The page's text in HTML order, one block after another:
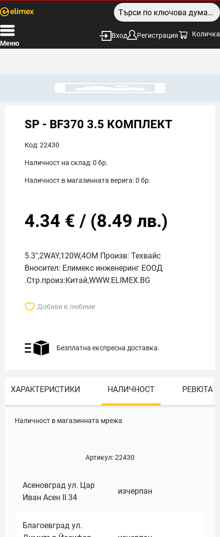
Меню
Вход Регистрация Количка
SP - BF370 3.5 КОМПЛЕКТ
Код:22430
Наличност на склад:0 бр.
Наличност в магазинната верига:0 бр.
4.34 € / (8.49 лв.)
5.3",2WAY,120W,4OM Произв: Техвайс
Вносител: Елимекс инженеринг ЕООД
.Стр.произ:Китай,WWW.ELIMEX.BG
Добави в любими
Безплатна експресна доставка.
ХАРАКТЕРИСТИКИ НАЛИЧНОСТ РЕВЮТА
Наличност в магазинната мрежа
Артикул:22430
Асеновград ул. Цар
Иван Асен II 34
изчерпан
Благоевград ул.